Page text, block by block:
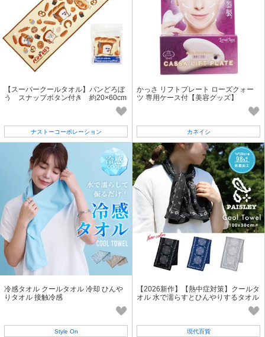
【スーパークールタオル】パンどろぼ
う スナップボタン付き 約20×60cm
ナストーコーポレーション
かっさ リフトプレート ローズクォー
ツ 専用ケース付【美容グッズ】
カネイシ
冷感タオル クールタオル 冷却 ひんや
りタオル 接触冷感
Style On
【2026新作】【熱中症対策】クールタ
オル 水で濡らすとひんやりするタオル
現代百貨